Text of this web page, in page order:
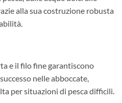
alla sua costruzione robusta
e il filo fine garantiscono
nelle abboccate,
per situazioni di pesca difficili.